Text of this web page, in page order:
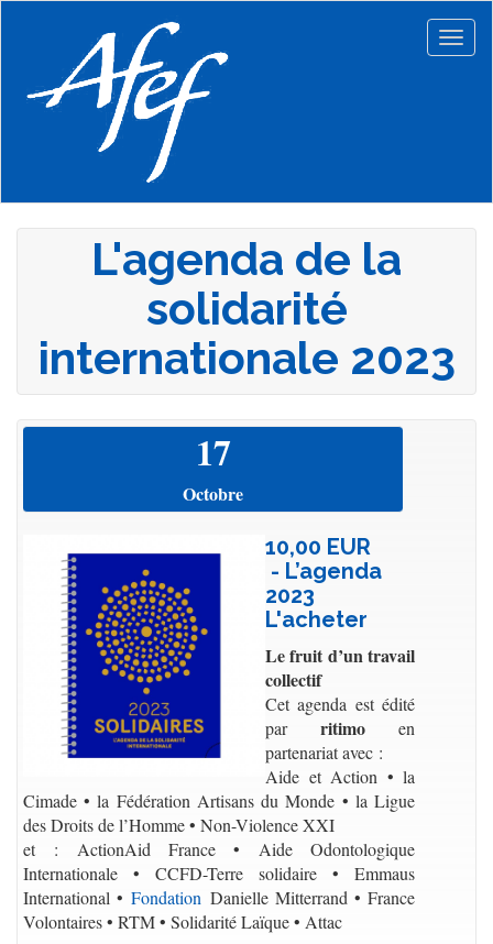
principal
L'agenda de la
solidarité
internationale 2023
17
Octobre
10,00 EUR
- L’agenda
2023
L'acheter
Le fruit d’un travail
collectif
Cet agenda est édité
par ritimo en
partenariat avec :
Aide et Action • la
Cimade • la Fédération Artisans du Monde • la Ligue
des Droits de l’Homme • Non-Violence XXI
et : ActionAid France • Aide Odontologique
Internationale • CCFD-Terre solidaire • Emmaus
International •Fondation Danielle Mitterrand • France
Volontaires • RTM • Solidarité Laïque • Attac